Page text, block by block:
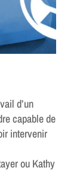
d’un
capable de
intervenir
ou Kathy